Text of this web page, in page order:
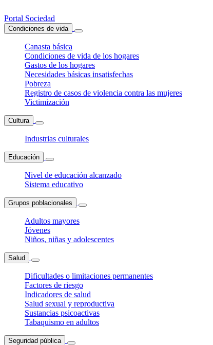
Portal Sociedad
Condiciones de vida
Canasta básica
Condiciones de vida de los hogares
Gastos de los hogares
Necesidades básicas insatisfechas
Pobreza
Registro de casos de violencia contra las mujeres
Victimización
Cultura
Industrias culturales
Educación
Nivel de educación alcanzado
Sistema educativo
Grupos poblacionales
Adultos mayores
Jóvenes
Niños, niñas y adolescentes
Salud
Dificultades o limitaciones permanentes
Factores de riesgo
Indicadores de salud
Salud sexual y reproductiva
Sustancias psicoactivas
Tabaquismo en adultos
Seguridad pública